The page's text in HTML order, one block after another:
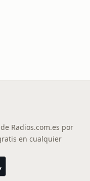
Radios.com.es por
en cualquier